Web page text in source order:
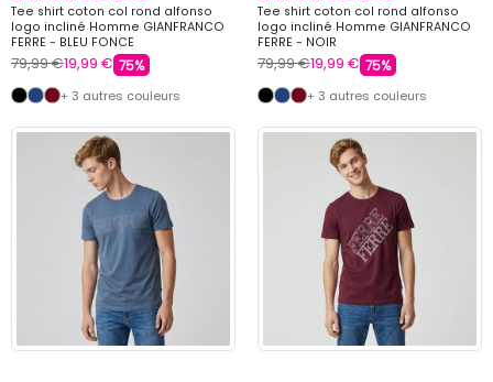
Tee shirt coton col rond alfonso
logo incliné Homme GIANFRANCO
FERRE - BLEU FONCE
79,99 €19,99 € 75%
+ 3 autres couleurs
Tee shirt coton col rond alfonso
logo incliné Homme GIANFRANCO
FERRE - NOIR
79,99 €19,99 € 75%
+ 3 autres couleurs